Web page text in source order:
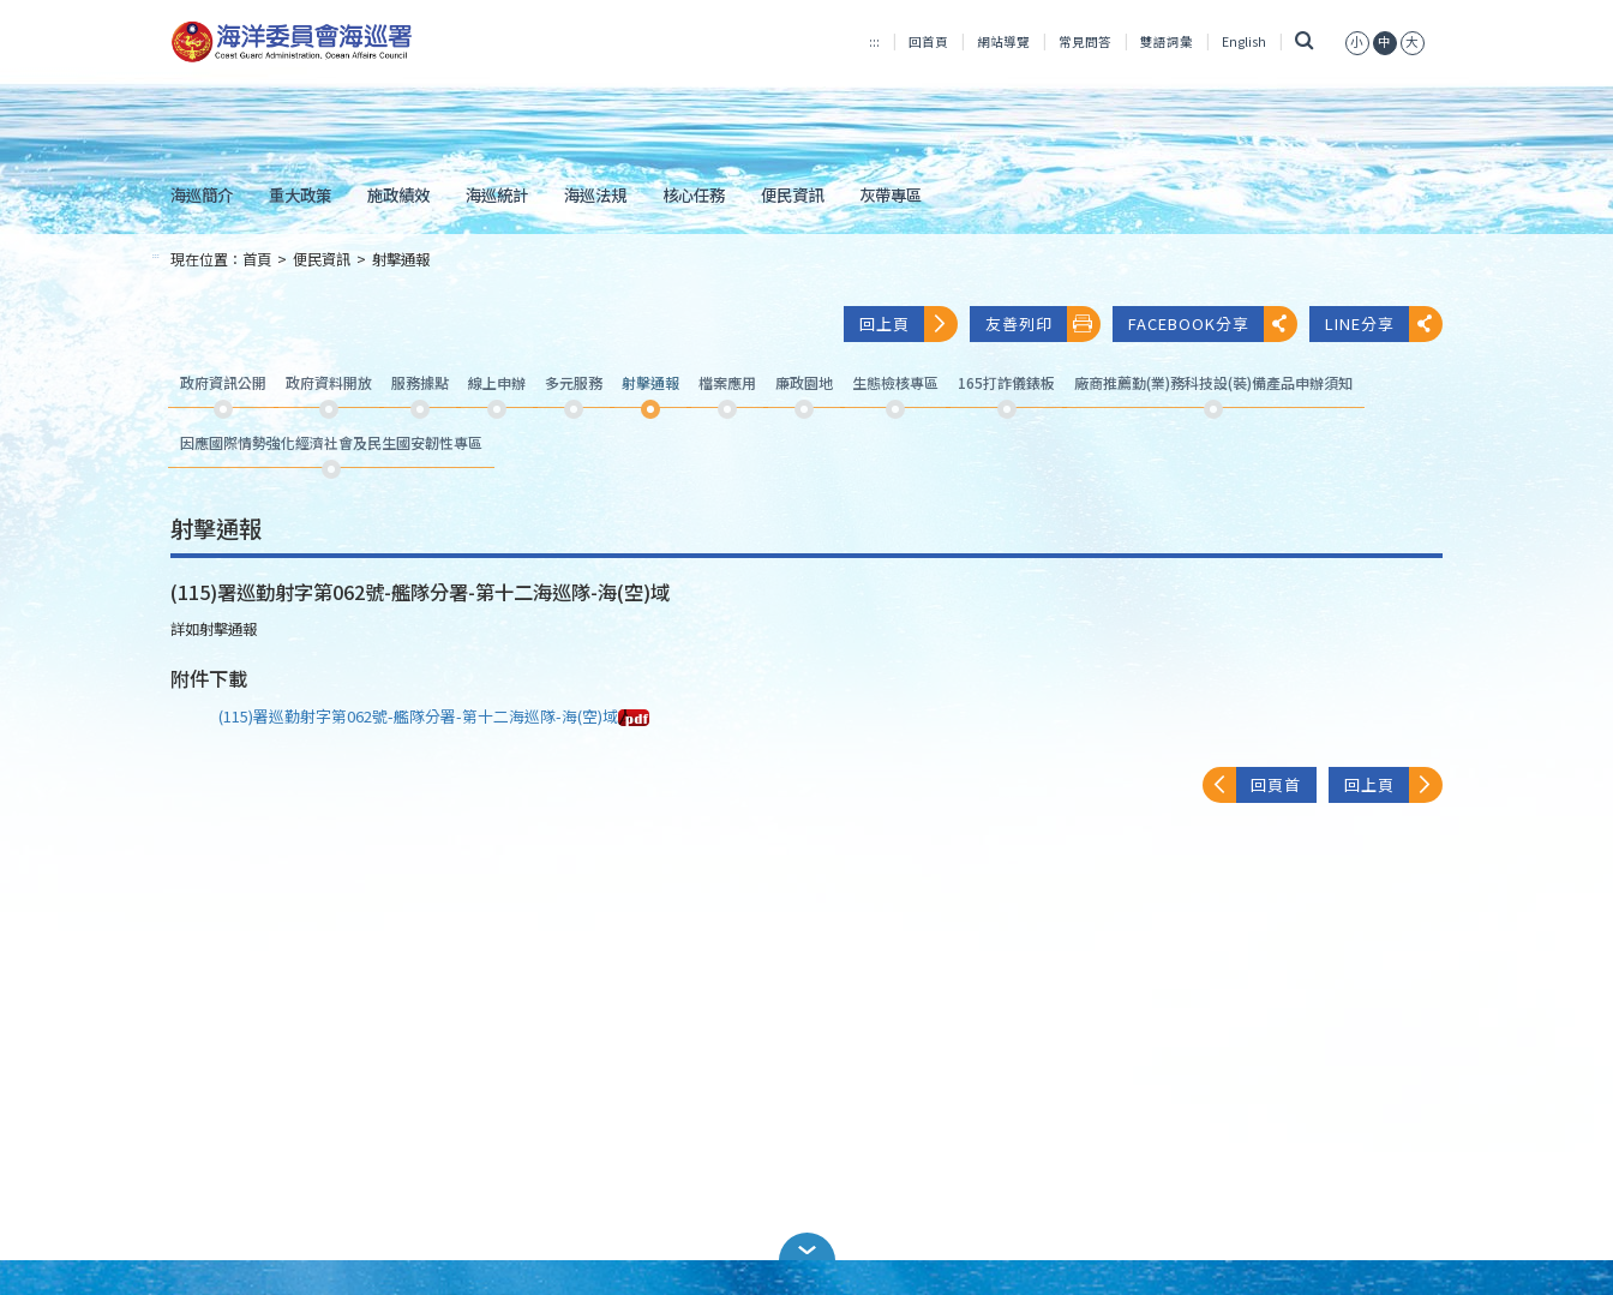
到
主
內
容
Skip
to
main
content
::: 回首頁 網站導覽 常見問答 雙語詞彙 English 小 中 大
海巡簡介 重大政策 施政績效 海巡統計 海巡法規 核心任務 便民資訊 灰帶專區
::: 現在位置： 首頁 > 便民資訊 > 射擊通報
回上頁 友善列印 FACEBOOK分享 LINE分享
政府資訊公開 政府資料開放 服務據點 線上申辦 多元服務 射擊通報 檔案應用 廉政園地 生態檢核專區 165打詐儀錶板 廠商推薦勤(業)務科技設(裝)備產品申辦須知
因應國際情勢強化經濟社會及民生國安韌性專區
射擊通報
(115)署巡勤射字第062號-艦隊分署-第十二海巡隊-海(空)域
詳如射擊通報
附件下載
(115)署巡勤射字第062號-艦隊分署-第十二海巡隊-海(空)域
回頁首 回上頁